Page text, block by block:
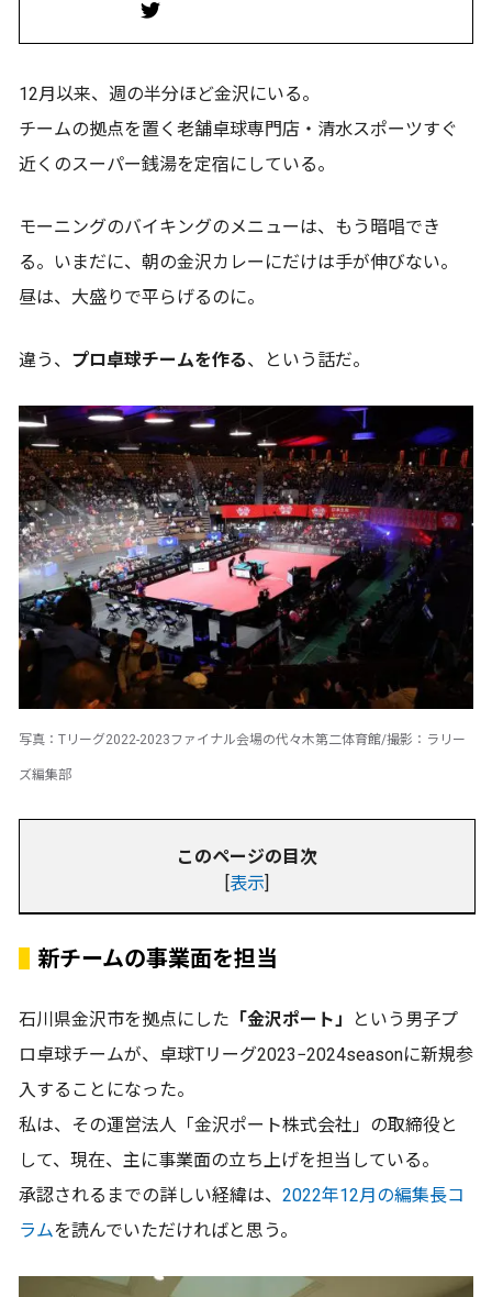
12月以来、週の半分ほど金沢にいる。
チームの拠点を置く老舗卓球専門店・清水スポーツすぐ
近くのスーパー銭湯を定宿にしている。
モーニングのバイキングのメニューは、もう暗唱でき
る。いまだに、朝の金沢カレーにだけは手が伸びない。
昼は、大盛りで平らげるのに。
違う、 プロ卓球チームを作る、という話だ。
写真：Tリーグ2022-2023ファイナル会場の代々木第二体育館/撮影：ラリー
ズ編集部
このページの目次
[表示]
新チームの事業面を担当
石川県金沢市を拠点にした 「金沢ポート」
という男子プ
ロ卓球チームが、卓球Tリーグ2023−2024seasonに新規参
入することになった。
私は、その運営法人「金沢ポート株式会社」の取締役と
して、現在、主に事業面の立ち上げを担当している。
承認されるまでの詳しい経緯は、 2022年12月の編集長コ
ラムを読んでいただければと思う。